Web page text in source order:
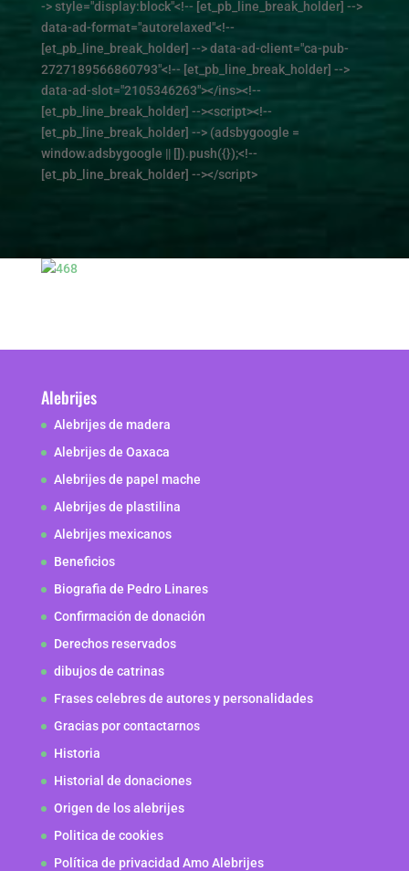
-> style="display:block"<!-- [et_pb_line_break_holder] -->
data-ad-format="autorelaxed"<!--
[et_pb_line_break_holder] --> data-ad-client="ca-pub-
2727189566860793"<!-- [et_pb_line_break_holder] -->
data-ad-slot="2105346263"></ins><!--
[et_pb_line_break_holder] --><script><!--
[et_pb_line_break_holder] --> (adsbygoogle =
window.adsbygoogle || []).push({});<!--
[et_pb_line_break_holder] --></script>
Alebrijes
Alebrijes de madera
Alebrijes de Oaxaca
Alebrijes de papel mache
Alebrijes de plastilina
Alebrijes mexicanos
Beneficios
Biografia de Pedro Linares
Confirmación de donación
Derechos reservados
dibujos de catrinas
Frases celebres de autores y personalidades
Gracias por contactarnos
Historia
Historial de donaciones
Origen de los alebrijes
Politica de cookies
Política de privacidad Amo Alebrijes